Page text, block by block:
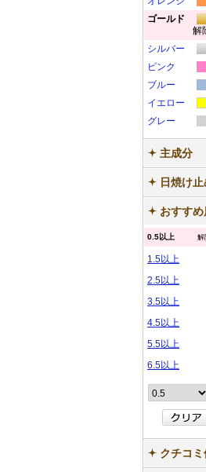
ラ
ー
サ
ン
プ
ル
カ
ラ
ー
サ
ン
プ
ル
ゴールド
カ
ラ
ー
サ
ン
プ
解
シルバー
カ
ラ
ー
ン
ル
ピンク
カ
ラ
サ
プ
ル
ブルー
カ
ラ
ー
ン
プ
ル
イエロー
カ
ラ
サ
プ
ル
グレー
カ
ー
ン
主成分
日焼け
おすすめ
0.5以上 解
1.5以上
2.5以上
3.5以上
4.5以上
5.5以上
6.5以上
クチコ